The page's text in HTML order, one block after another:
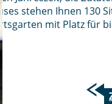
stehen Ihnen 130
mit Platz für